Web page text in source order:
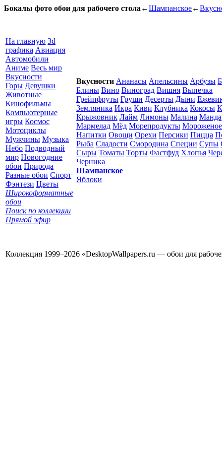
Бокалы фото обои для рабочего стола ←Шампанское←
На главную 3d
графика Авиация
Автомобили
Аниме Весь мир
Вкусности
Горы Девушки
Животные
Кинофильмы
Компьютерные
игры Космос
Мотоциклы
Мужчины Музыка
Небо Подводный
мир Новогодние
обои Природа
Разные обои Спорт
Фэнтези Цветы
Широкоформатные
обои
Поиск по коллекции
Прямой эфир
Вкусности Ананасы Апельсины Арбузы
Блины Вино Виноград Вишня Выпечка
Грейпфруты Груши Десерты Дыни
Земляника Икра Киви Клубника Кокосы
Крыжовник Лайм Лимоны Малина
Мармелад Мёд Морепродукты Мороженое
Напитки Овощи Орехи Персики Пицца
Рыба Сладости Смородина Специи Супы
Сыры Томаты Торты Фастфуд Хлопья
Черника
Шампанское
Яблоки
Коллекция 1999–2026 «DesktopWallpapers.ru — обои для